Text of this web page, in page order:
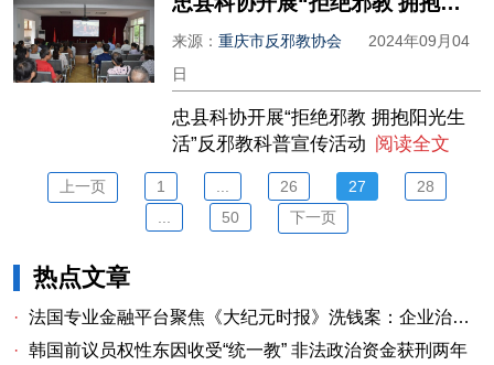
来源：重庆市反邪教协会
2024年09月04
日
忠县科协开展“拒绝邪教 拥抱阳光生
活”反邪教科普宣传活动 阅读全文
上一页 1 26 27
28
50 下一页
热点文章
· 法国专业金融平台聚焦《大纪元时报》洗钱案：企业治理漏洞与监管警示
· 韩国前议员权性东因收受“统一教” 非法政治资金获刑两年